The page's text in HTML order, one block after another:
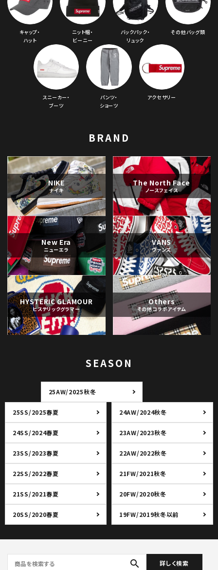
キャップ・
ハット
ニット帽・
ビーニー
バックパック・
リュック
その他バッグ類
スニーカー・
ブーツ
パンツ・
ショーツ
アクセサリー
BRAND
NIKE
ナイキ
The North Face
ノースフェイス
New Era
ニューエラ
VANS
ヴァンズ
HYSTERIC GLAMOUR
ヒステリックグラマー
Others
その他コラボアイテム
SEASON
25AW/2025秋冬
25SS/2025春夏 24AW/2024秋冬
24SS/2024春夏 23AW/2023秋冬
23SS/2023春夏 22AW/2022秋冬
22SS/2022春夏 21FW/2021秋冬
21SS/2021春夏 20FW/2020秋冬
20SS/2020春夏 19FW/2019秋冬以前
search 詳しく検索